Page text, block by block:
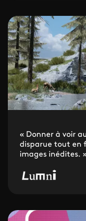
« Donner à voir
disparue tout en
images inédites.